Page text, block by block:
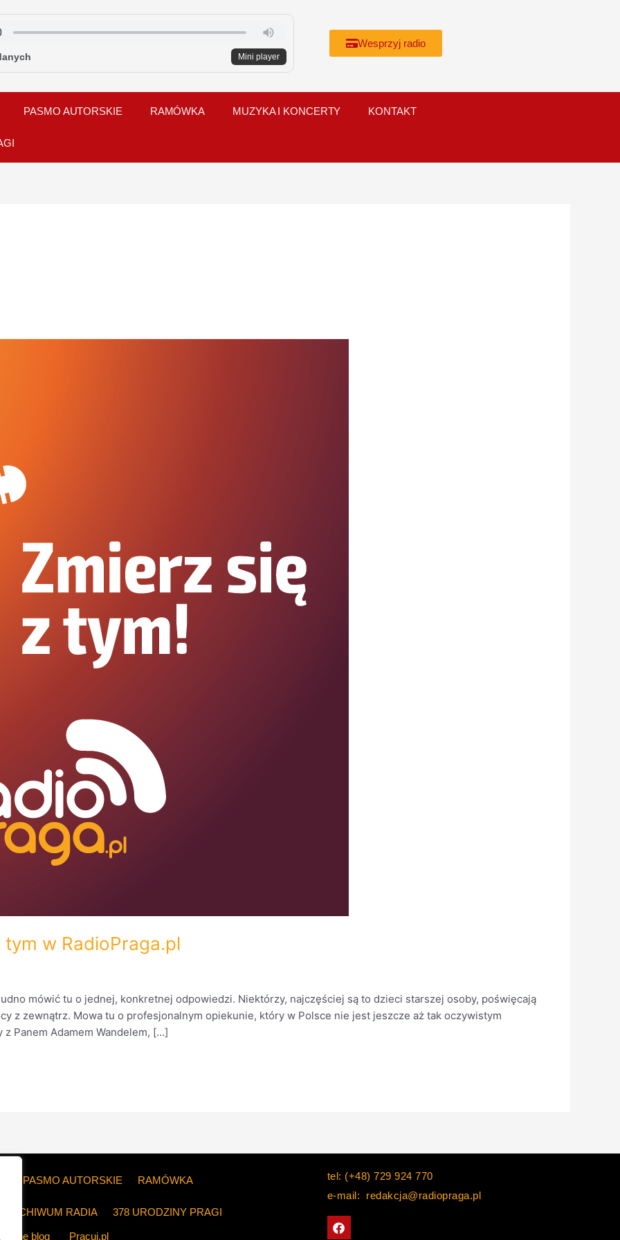
Mini player
Wesprzyj radio
PASMO AUTORSKIE RAMÓWKA MUZYKA I KONCERTY KONTAKT
w RadioPraga.pl
mówić tu o jednej, konkretnej odpowiedzi. Niektórzy, najczęściej są to dzieci starszej osoby, poświęcają
z zewnątrz. Mowa tu o profesjonalnym opiekunie, który w Polsce nie jest jeszcze aż tak oczywistym
z Panem Adamem Wandelem, […]
PASMO AUTORSKIE RAMÓWKA
ARCHIWUM RADIA 378 URODZINY PRAGI
The blog Pracuj.pl
tel: (+48) 729 924 770
e-mail: redakcja@radiopraga.pl
F
a